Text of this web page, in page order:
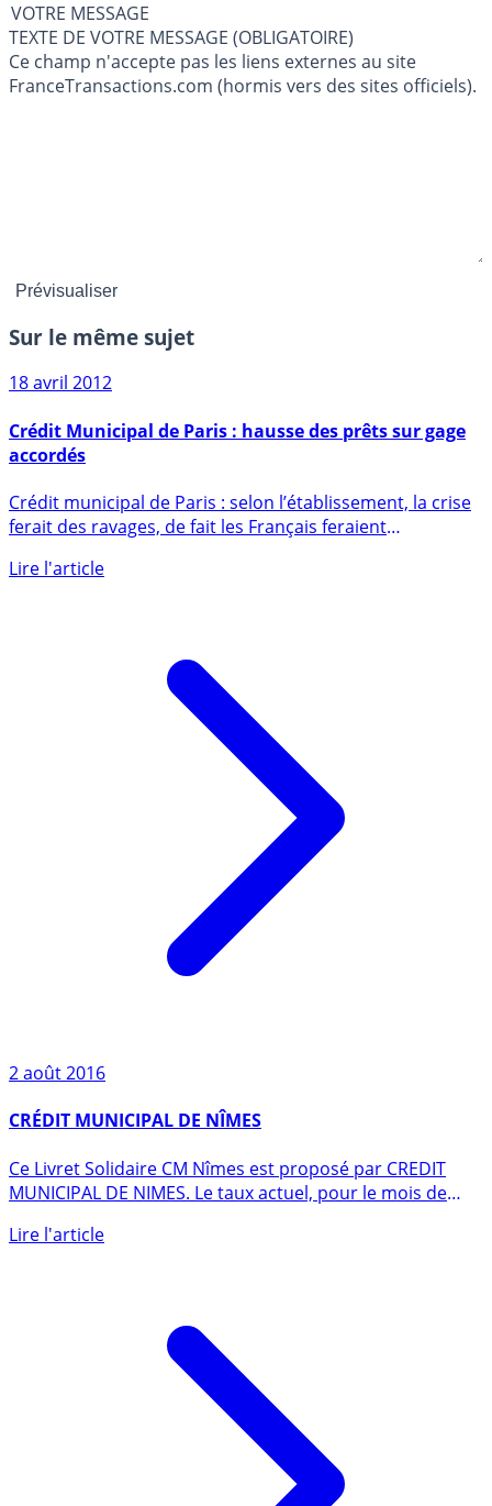
VOTRE MESSAGE
TEXTE DE VOTRE MESSAGE (OBLIGATOIRE)
Ce champ n'accepte pas les liens externes au site
FranceTransactions.com (hormis vers des sites officiels).
Sur le même sujet
18 avril 2012
accordés
ferait des ravages, de fait les Français feraient
2 août 2016
CRÉDIT MUNICIPAL DE NÎMES
Ce Livret Solidaire CM Nîmes est proposé par CREDIT
MUNICIPAL DE NIMES. Le taux actuel, pour le mois de